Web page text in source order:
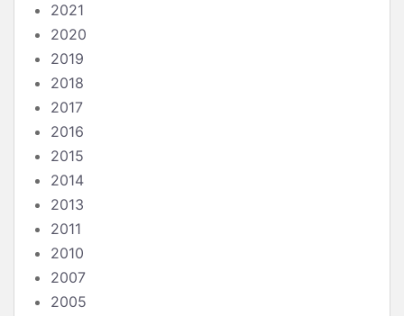
2021
2020
2019
2018
2017
2016
2015
2014
2013
2011
2010
2007
2005